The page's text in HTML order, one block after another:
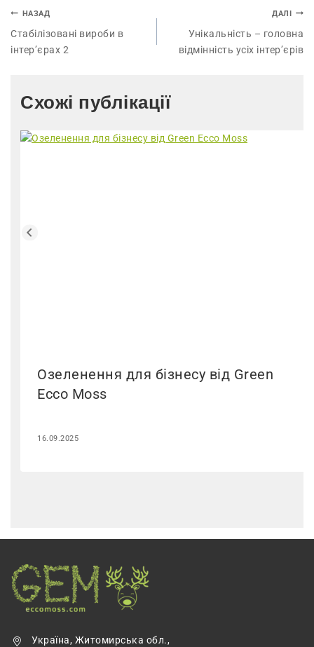
НАЗАД
Стабілізовані вироби в
інтер’єрах 2
ДАЛІ
Унікальність – головна
відмінність усіх інтер’єрів
Схожі публікації
Озеленення для бізнесу від Green
Ecco Moss
16.09.2025
Україна, Житомирська обл.,